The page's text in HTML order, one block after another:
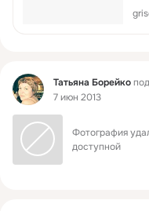
Фид Татьяна Борейко
7 июн 2013
Фотография
доступной